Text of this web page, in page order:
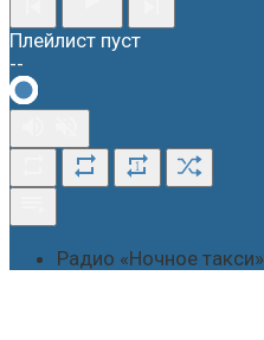
Плейлист пуст
--
1
Радио «Ночное такси»